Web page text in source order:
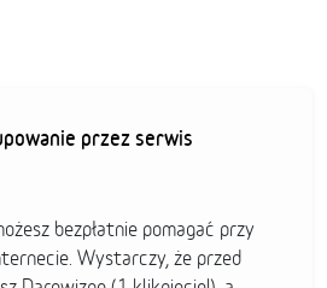
przez serwis
bezpłatnie pomagać przy
Wystarczy, że przed